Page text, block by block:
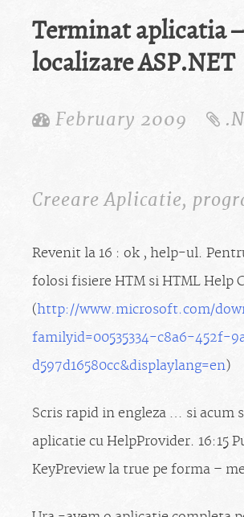
Terminat aplicatia
localizare ASP.NET
February 2009
Creeare Aplicatie,
Revenit la 16 : ok , help-ul.
folosi fisiere HTM si HTML Help
(http://www.microsoft.com/
familyid=00535334-c8a6-452f-
d597d16580cc&displaylang=en)
Scris rapid in engleza … si acum
aplicatie cu HelpProvider. 16:15
KeyPreview la true pe forma –